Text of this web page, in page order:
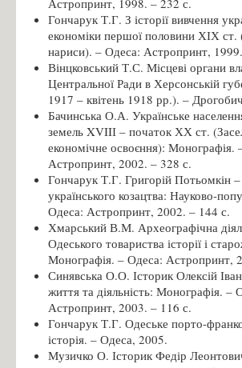
Гончарук Т.Г. З історії вивчення
економіки першої половини ХІХ ст.
нариси). – Одеса: Астропринт,
Вінцковський Т.С. Місцеві органи
Центральної Ради в Херсонській
1917 – квітень 1918 рр.). –
Бачинська О.А. Українське
земель XVIIІ – початок ХХ ст.
економічне освоєння): Монографія.
Астропринт, 2002. – 328 с.
Гончарук Т.Г. Григорій Потьомкін
українського козацтва: Науково-
Одеса: Астропринт, 2002. – 144 с.
Хмарський В.М. Археографічна
Одеського товариства історії і
Монографія. – Одеса: Астропринт,
Синявська О.О. Історик Олексій
життя та діяльність: Монографія. –
Астропринт, 2003. – 116 с.
Гончарук Т.Г. Одеське порто-
історія. – Одеса, 2005.
Музичко О. Історик Федір